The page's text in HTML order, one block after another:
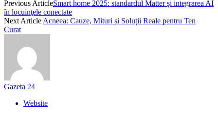
Previous ArticleSmart home 2025: standardul Matter și integrarea AI
în locuinţele conectate
Next Article Acneea: Cauze, Mituri și Soluții Reale pentru Ten
Curat
Gazeta 24
Website